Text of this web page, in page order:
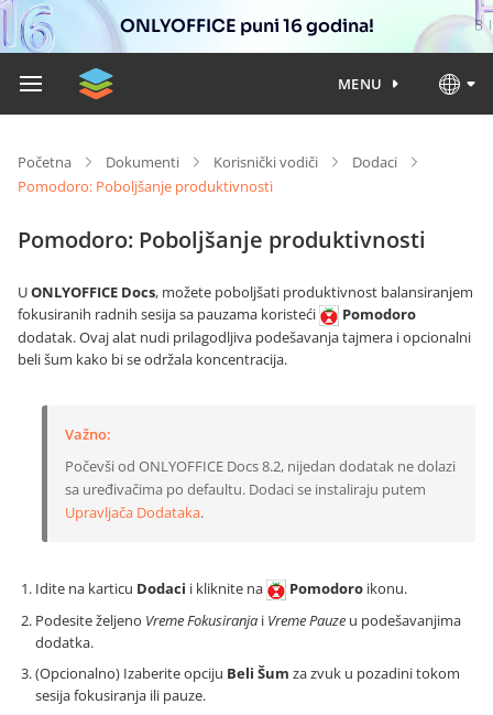
ONLYOFFICE puni 16 godina!
MENU
Početna Dokumenti Korisnički vodiči
Dodaci
Pomodoro: Poboljšanje produktivnosti
Pomodoro: Poboljšanje produktivnosti
UONLYOFFICE Docs, možete poboljšati produktivnost balansiranjem
fokusiranih radnih sesija sa pauzama koristeći
Pomodoro
dodatak. Ovaj alat nudi prilagodljiva podešavanja tajmera i opcionalni
beli šum kako bi se održala koncentracija.
Važno:
Počevši od ONLYOFFICE Docs 8.2, nijedan dodatak ne dolazi
sa uređivačima po defaultu. Dodaci se instaliraju putem
Upravljača Dodataka.
Idite na karticu Dodaci i kliknite na Pomodoro ikonu.
Podesite željeno Vreme Fokusiranja i Vreme Pauze u podešavanjima
dodatka.
(Opcionalno) Izaberite opciju Beli Šum za zvuk u pozadini tokom
sesija fokusiranja ili pauze.